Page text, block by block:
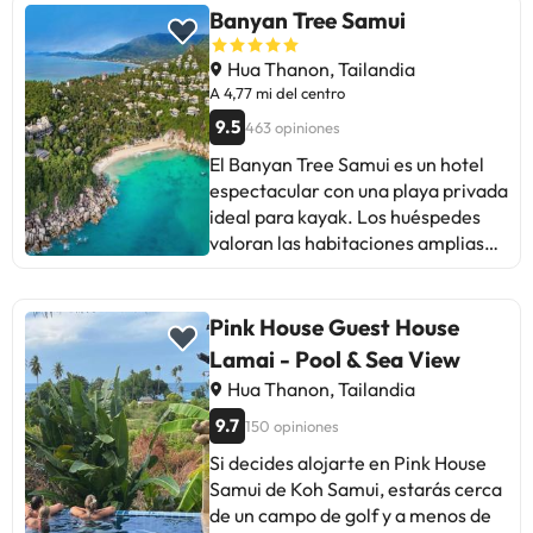
Banyan Tree Samui
Hua Thanon, Tailandia
A 4,77 mi del centro
9.5 463 opiniones
El Banyan Tree Samui es un hotel
espectacular con una playa privada
ideal para kayak. Los huéspedes
valoran las habitaciones amplias
profesional. Algunos mencionan
que el desayuno no alcanza un nivel
de 5 estrellas y que el servicio
puede ser desorganizado. A pesar
de ello, la mayoría destaca la
excelencia del servicio, la belleza
del lugar y la variedad de
actividades. Ideal para quienes
Pink House Guest House
Lamai - Pool & Sea View
Hua Thanon, Tailandia
9.7 150 opiniones
Si decides alojarte en Pink House
Samui de Koh Samui, estarás cerca
de un campo de golf y a menos de